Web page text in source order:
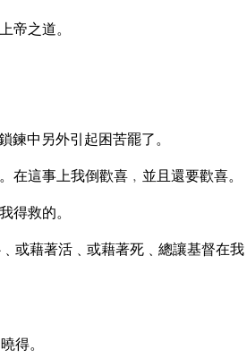
帝之道。
中另外引起困苦罷了。
這事上我倒歡喜﹐並且還要歡喜。
得救的。
或藉著活﹑或藉著死﹑總讓基督在我
得。